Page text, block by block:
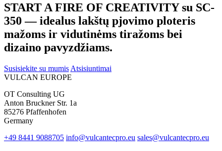
START A FIRE OF CREATIVITY su SC-
350 — idealus lakštų pjovimo ploteris
mažoms ir vidutinėms tiražoms bei
dizaino pavyzdžiams.
Susisiekite su mumis Atsisiuntimai
VULCAN EUROPE
OT Consulting UG
Anton Bruckner Str. 1a
85276 Pfaffenhofen
Germany
+49 8441 9088705 info@vulcantecpro.eu sales@vulcantecpro.eu